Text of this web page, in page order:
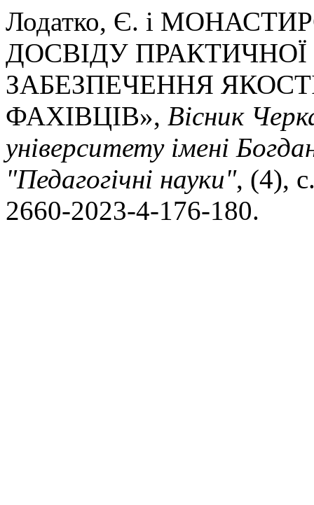
Лодатко, Є. і
ДОСВІДУ ПРАКТИЧНОЇ
ЗАБЕЗПЕЧЕННЯ
ФАХІВЦІВ», Вісник
університету імені
"Педагогічні науки", (4),
2660-2023-4-176-180.